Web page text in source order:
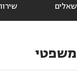
משפטי